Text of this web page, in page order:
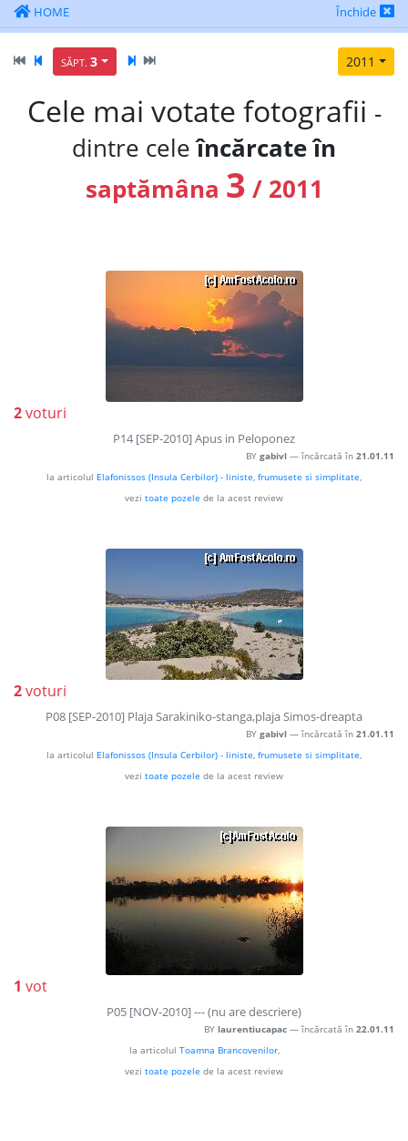
HOME Închide
2011
SĂPT. 3
Cele mai votate fotografii -
dintre celeîncărcate în
saptămâna 3 / 2011
2voturi
P14 [SEP-2010] Apus in Peloponez
BY gabivl — încărcată în 21.01.11
la articolul Elafonissos (Insula Cerbilor) - liniste, frumusete si simplitate,
vezi toate pozele de la acest review
2voturi
P08 [SEP-2010] Plaja Sarakiniko-stanga,plaja Simos-dreapta
BY gabivl — încărcată în 21.01.11
la articolul Elafonissos (Insula Cerbilor) - liniste, frumusete si simplitate,
vezi toate pozele de la acest review
1 vot
P05 [NOV-2010] --- (nu are descriere)
BY laurentiucapac — încărcată în 22.01.11
la articolul Toamna Brancovenilor,
vezi toate pozele de la acest review